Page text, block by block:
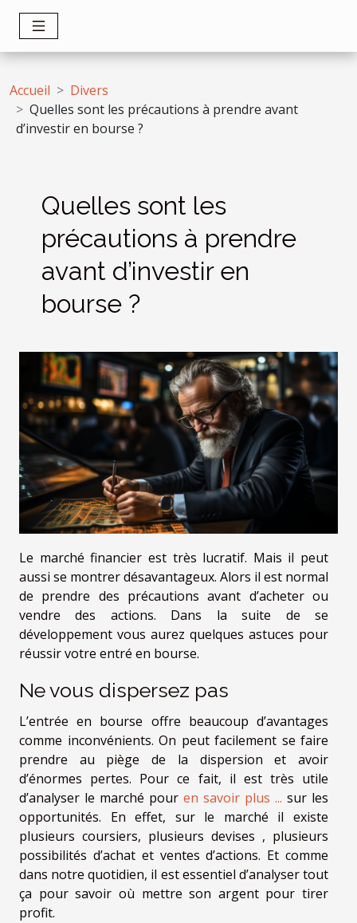
Accueil
Divers
Quelles sont les précautions à prendre avant
d’investir en bourse ?
Quelles sont les
précautions à prendre
avant d’investir en
bourse ?
Le marché financier est très lucratif. Mais il peut
aussi se montrer désavantageux. Alors il est normal
de prendre des précautions avant d’acheter ou
vendre des actions. Dans la suite de se
développement vous aurez quelques astuces pour
réussir votre entré en bourse.
Ne vous dispersez pas
L’entrée en bourse offre beaucoup d’avantages
comme inconvénients. On peut facilement se faire
prendre au piège de la dispersion et avoir
d’énormes pertes. Pour ce fait, il est très utile
d’analyser le marché pour en savoir plus ... sur les
opportunités. En effet, sur le marché il existe
plusieurs coursiers, plusieurs devises , plusieurs
possibilités d’achat et ventes d’actions. Et comme
dans notre quotidien, il est essentiel d’analyser tout
ça pour savoir où mettre son argent pour tirer
profit.